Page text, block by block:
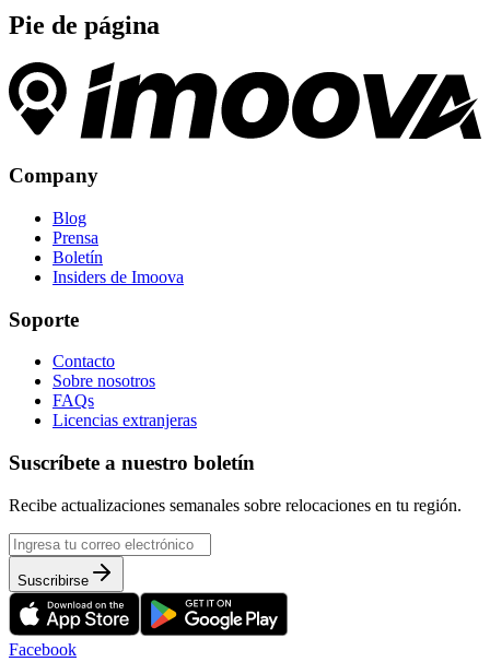
Pie de página
Company
Blog
Prensa
Boletín
Insiders de Imoova
Soporte
Contacto
Sobre nosotros
FAQs
Licencias extranjeras
Suscríbete a nuestro boletín
Recibe actualizaciones semanales sobre relocaciones en tu región.
Suscribirse
Facebook